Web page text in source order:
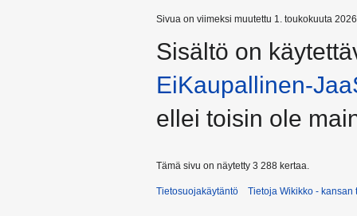
Sivua on viimeksi muutettu 1. toukokuuta
Sisältö on
EiKaupallinen-
ellei toisin ole
Tämä sivu on näytetty 3 288 kertaa.
Tietosuojakäytäntö Tietoja Wikikko - kansan